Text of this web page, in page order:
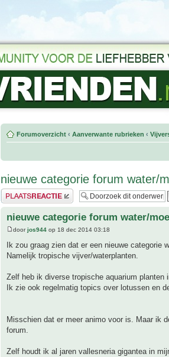
Forumoverzicht ‹ Aanverwante rubrieken ‹
nieuwe categorie forum water/
Plaats een reactie
nieuwe categorie forum water/
doorjos944 op 18 dec 2014 03:18
Ik zou graag zien dat er een nieuwe categorie
Namelijk tropische vijver/waterplanten.
Zelf heb ik diverse tropische aquarium planten
Ik zie ook regelmatig topics over lotussen en
Misschien dat er meer animo voor is. Maar ik
forum.
Zelf houdt ik al jaren vallesneria gigantea in